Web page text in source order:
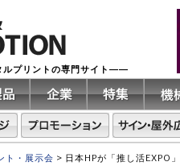
ルプリントの専門サイト――
ト・展示会 > 日本HPが「推し活